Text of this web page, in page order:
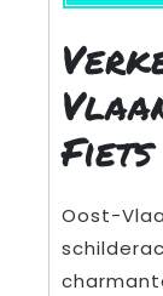
Fiets
Oost-